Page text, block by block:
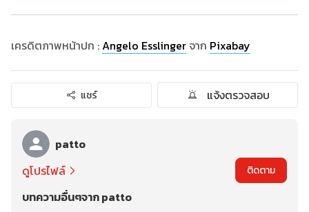
เครดิตภาพหน้าปก :Angelo Esslingerจาก Pixabay
แชร์ แจ้งตรวจสอบ
patto
ดูโปรไฟล์
ติดตาม
บทความอื่นๆจาก patto